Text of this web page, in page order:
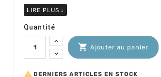
LIRE PLUS ↓
Quantité
 Ajouter au panier
 DERNIERS ARTICLES EN STOCK